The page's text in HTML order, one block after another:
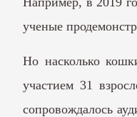
ученые
Но насколько
участием 31
сопровождалось